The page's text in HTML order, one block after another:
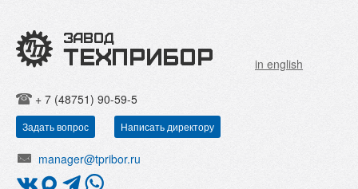
in english
+ 7 (48751) 90-59-5
Задать вопрос Написать директору
manager@tpribor.ru